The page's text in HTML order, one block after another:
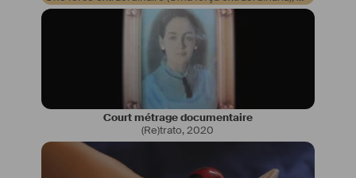
Court métrage documentaire
(Re)trato,2020